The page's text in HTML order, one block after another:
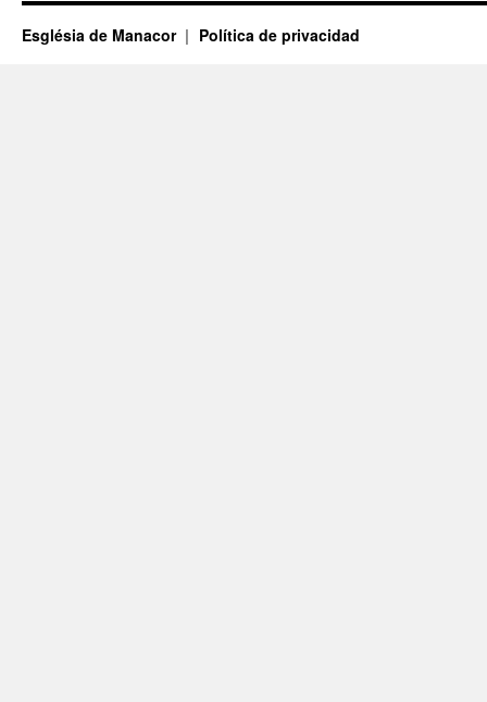
Església de Manacor Política de privacidad